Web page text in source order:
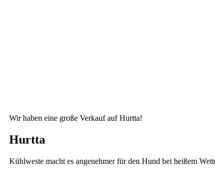
Wir haben eine große Verkauf auf Hurtta!
Hurtta
Kühlweste macht es angenehmer für den Hund bei heißem